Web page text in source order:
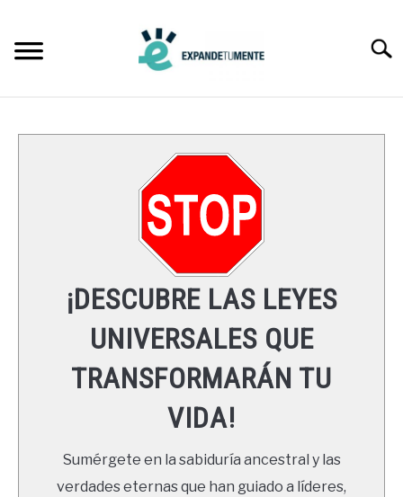
content
LEYES UNIVERSALES
RECURSOS
NEWSLETTER
¡DESCUBRE LAS LEYES
UNIVERSALES QUE
TRANSFORMARÁN TU
VIDA!
Sumérgete en la sabiduría ancestral y las
verdades eternas que han guiado a líderes,